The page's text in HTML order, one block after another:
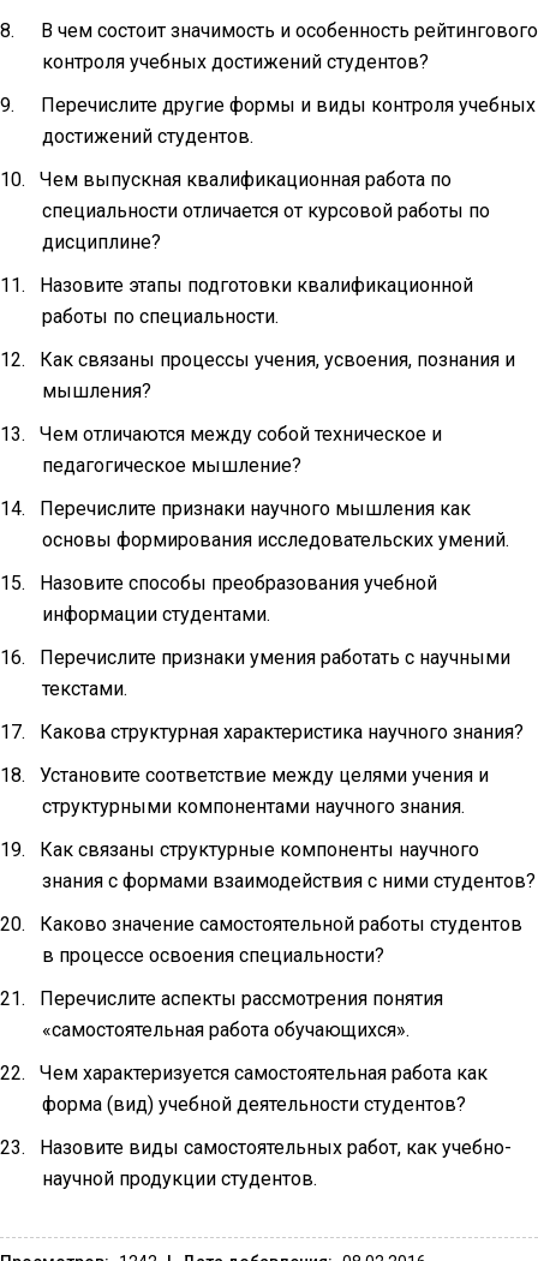
8.
В чем состоит значимость и особенность рейтингового
контроля учебных достижений студентов?
9.
Перечислите другие формы и виды контроля учебных
достижений студентов.
10.
Чем выпускная квалификационная работа по
специальности отличается от курсовой работы по
дисциплине?
11.
Назовите этапы подготовки квалификационной
работы по специальности.
12.
Как связаны процессы учения, усвоения, познания и
мышления?
13.
Чем отличаются между собой техническое и
педагогическое мышление?
14.
Перечислите признаки научного мышления как
основы формирования исследовательских умений.
15.
Назовите способы преобразования учебной
информации студентами.
16.
Перечислите признаки умения работать с научными
текстами.
17.
Какова структурная характеристика научного знания?
18.
Установите соответствие между целями учения и
структурными компонентами научного знания.
19.
Как связаны структурные компоненты научного
знания с формами взаимодействия с ними студентов?
20.
Каково значение самостоятельной работы студентов
в процессе освоения специальности?
21.
Перечислите аспекты рассмотрения понятия
«самостоятельная работа обучающихся».
22.
Чем характеризуется самостоятельная работа как
форма (вид) учебной деятельности студентов?
23.
Назовите виды самостоятельных работ, как учебно-
научной продукции студентов.